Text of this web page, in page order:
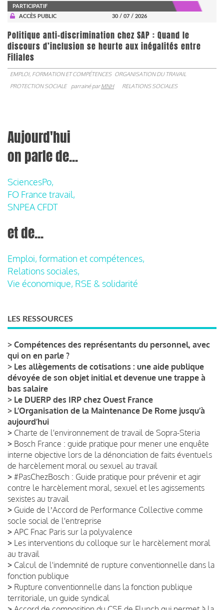
PARTICIPATIF
ACCÈS PUBLIC
30 / 07 / 2026
Politique anti-discrimination chez SAP : Quand le
discours d’inclusion se heurte aux inégalités entre
Filiales
EMPLOI, FORMATION ET COMPÉTENCES ORGANISATION DU TRAVAIL
PROTECTION SOCIALE
parrainé parMNH RELATIONS SOCIALES
Aujourd'hui
on parle de...
SciencesPo,
FO France travail,
SNPEA CFDT
et de...
Emploi, formation et compétences,
Relations sociales,
Vie économique, RSE & solidarité
LES RESSOURCES
> Compétences des représentants du personnel, avec
qui on en parle ?
> Les allègements de cotisations : une aide publique
dévoyée de son objet initial et devenue une trappe à
bas salaire
> Le DUERP des IRP chez Ouest France
> L’Organisation de la Maintenance De Rome jusqu’à
aujourd’hui
> Charte de l'environnement de travail de Sopra-Steria
> Bosch France : guide pratique pour mener une enquête
interne objective lors de la dénonciation de faits éventuels
de harcèlement moral ou sexuel au travail
> #PasChezBosch : Guide pratique pour prévenir et agir
contre le harcèlement moral, sexuel et les agissements
sexistes au travail
> Guide de lʼAccord de Performance Collective comme
socle social de l'entreprise
> APC Fnac Paris sur la polyvalence
> Les interventions du colloque sur le harcèlement moral
au travail
> Calcul de l'indemnité de rupture conventionnelle dans la
fonction publique
> Rupture conventionnelle dans la fonction publique
territoriale, un guide syndical